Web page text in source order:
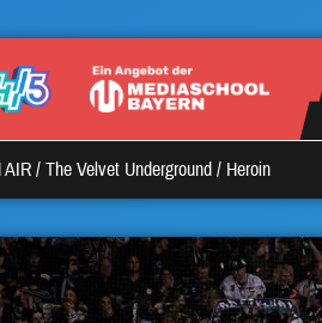
AIR / The Velvet Underground / Heroin